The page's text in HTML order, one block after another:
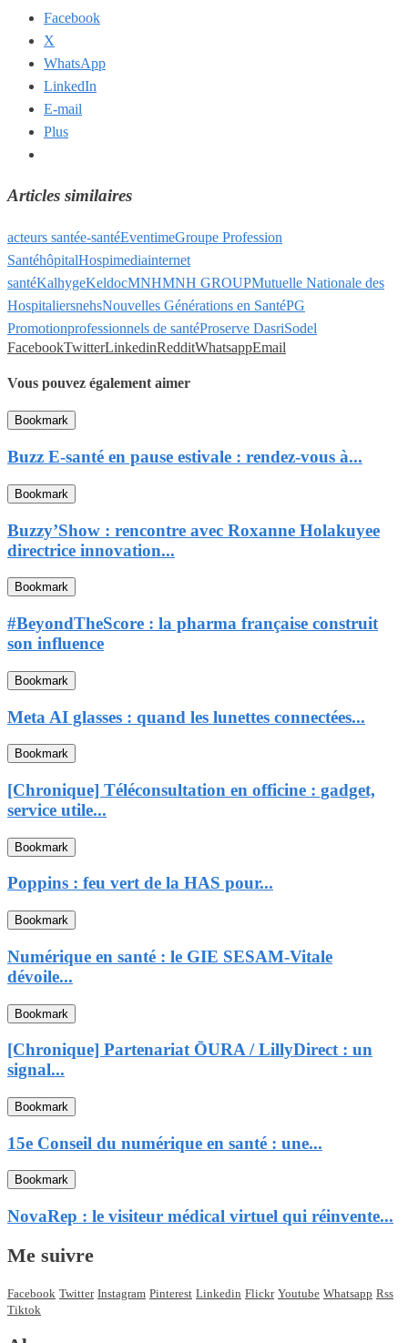
Facebook
X
WhatsApp
LinkedIn
E-mail
Plus
Articles similaires
acteurs santée-santéEventimeGroupe Profession
SantéhôpitalHospimediainternet
santéKalhygeKeldocMNHMNH GROUPMutuelle Nationale des
HospitaliersnehsNouvelles Générations en SantéPG
Promotionprofessionnels de santéProserve DasriSodel
FacebookTwitterLinkedinRedditWhatsappEmail
Vous pouvez également aimer
Bookmark
Buzz E-santé en pause estivale : rendez-vous à...
Bookmark
Buzzy’Show : rencontre avec Roxanne Holakuyee
directrice innovation...
Bookmark
#BeyondTheScore : la pharma française construit
son influence
Bookmark
Meta AI glasses : quand les lunettes connectées...
Bookmark
[Chronique] Téléconsultation en officine : gadget,
service utile...
Bookmark
Poppins : feu vert de la HAS pour...
Bookmark
Numérique en santé : le GIE SESAM-Vitale
dévoile...
Bookmark
[Chronique] Partenariat ŌURA / LillyDirect : un
signal...
Bookmark
15e Conseil du numérique en santé : une...
Bookmark
NovaRep : le visiteur médical virtuel qui réinvente...
Me suivre
Facebook Twitter Instagram Pinterest Linkedin Flickr Youtube Whatsapp Rss
Tiktok